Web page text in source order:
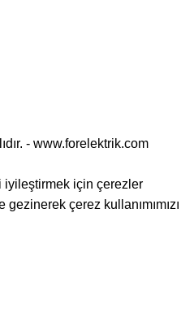
- www.forelektrik.com
için çerezler
çerez kullanımımızı